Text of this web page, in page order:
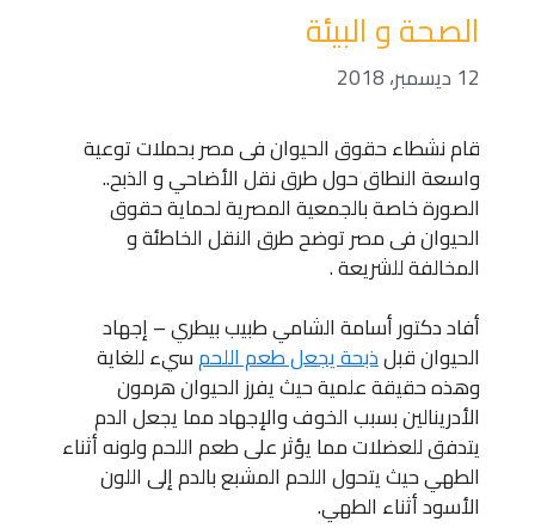
الصحة و البيئة
12 ديسمبر، 2018
قام نشطاء حقوق الحيوان فى مصر بحملات توعية
واسعة النطاق حول طرق نقل الأضاحي و الذبح..
الصورة خاصة بالجمعية المصرية لحماية حقوق
الحيوان فى مصر توضح طرق النقل الخاطئة و
المخالفة للشريعة .
أفاد دكتور أسامة الشامي طبيب بيطري – إجهاد
الحيوان قبلذبحة يجعل طعم اللحمسيء للغاية
وهذه حقيقة علمية حيث يفرز الحيوان هرمون
الأدرينالين بسبب الخوف والإجهاد مما يجعل الدم
يتدفق للعضلات مما يؤثر على طعم اللحم ولونه أثناء
الطهي حيث يتحول اللحم المشبع بالدم إلى اللون
الأسود أثناء الطهي.